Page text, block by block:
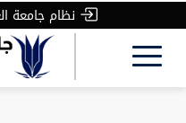
نظام جامعة